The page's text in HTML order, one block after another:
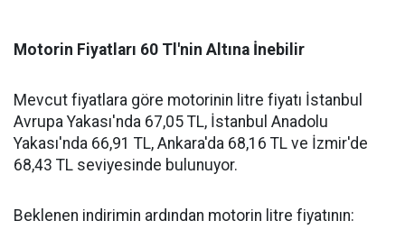
Motorin Fiyatları 60 Tl'nin Altına İnebilir
Mevcut fiyatlara göre motorinin litre fiyatı İstanbul
Avrupa Yakası'nda 67,05 TL, İstanbul Anadolu
Yakası'nda 66,91 TL, Ankara'da 68,16 TL ve İzmir'de
68,43 TL seviyesinde bulunuyor.
Beklenen indirimin ardından motorin litre fiyatının: